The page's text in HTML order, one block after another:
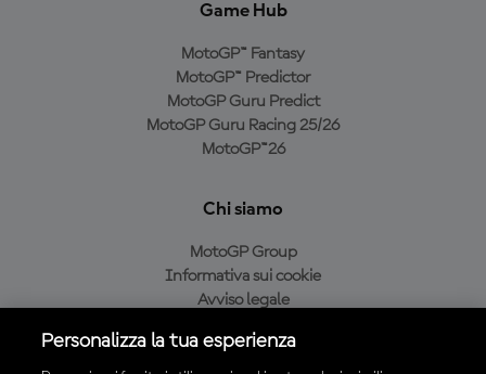
Game Hub
MotoGP™ Fantasy
MotoGP™ Predictor
MotoGP Guru Predict
MotoGP Guru Racing 25/26
MotoGP™26
Chi siamo
MotoGP Group
Informativa sui cookie
Avviso legale
Condizioni di acquisto
Personalizza la tua esperienza